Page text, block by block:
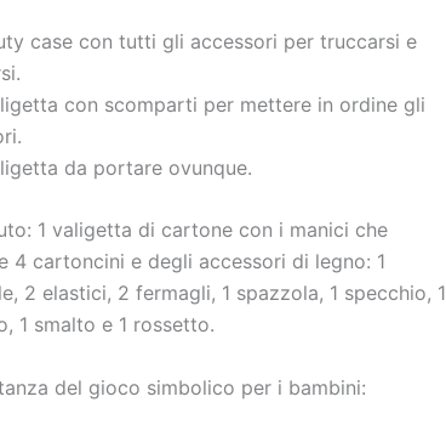
case con tutti gli accessori per truccarsi e
con scomparti per mettere in ordine gli
da portare ovunque.
1 valigetta di cartone con i manici che
4 cartoncini e degli accessori di legno: 1
2 elastici, 2 fermagli, 1 spazzola, 1 specchio, 1
1 smalto e 1 rossetto.
del gioco simbolico per i bambini: